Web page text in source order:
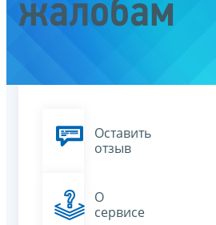
жалобам
Оставить
отзыв
О
сервисе